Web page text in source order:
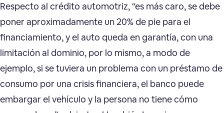
Respecto al crédito automotriz, “es más caro, se debe
poner aproximadamente un 20% de pie para el
financiamiento, y el auto queda en garantía, con una
limitación al dominio, por lo mismo, a modo de
ejemplo, si se tuviera un problema con un préstamo de
consumo por una crisis financiera, el banco puede
embargar el vehículo y la persona no tiene cómo